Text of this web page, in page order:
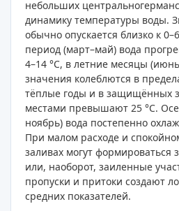
небольших
динамику температуры воды.
обычно опускается близко к
период (март–май) вода
4–14 °C, в летние месяцы
значения колеблются в
тёплые годы и в защищённых
местами превышают 25 °C.
ноябрь) вода постепенно
При малом расходе и
заливах могут формироваться
или, наоборот, заиленные
пропуски и притоки создают
средних показателей.